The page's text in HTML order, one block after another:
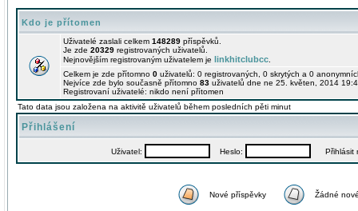
Kdo je přítomen
Uživatelé zaslali celkem 148289 příspěvků.
Je zde 20329 registrovaných uživatelů.
Nejnovějším registrovaným uživatelem je linkhitclubcc
Celkem je zde přítomno 0 uživatelů: 0 registrovaných, 0 skrytých a 0
Nejvíce zde bylo současně přítomno 83 uživatelů dne ne 25. květen, 2014
Registrovaní uživatelé: nikdo není přítomen
Tato data jsou založena na aktivitě uživatelů během posledních pěti minut
Přihlášení
Uživatel: Heslo: Přihlásit
Nové příspěvky Žádné